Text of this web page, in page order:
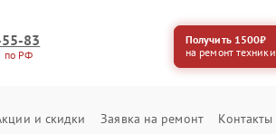
83
по РФ
Получить 1500₽
на ремонт техники
и скидки Заявка на ремонт Контакты